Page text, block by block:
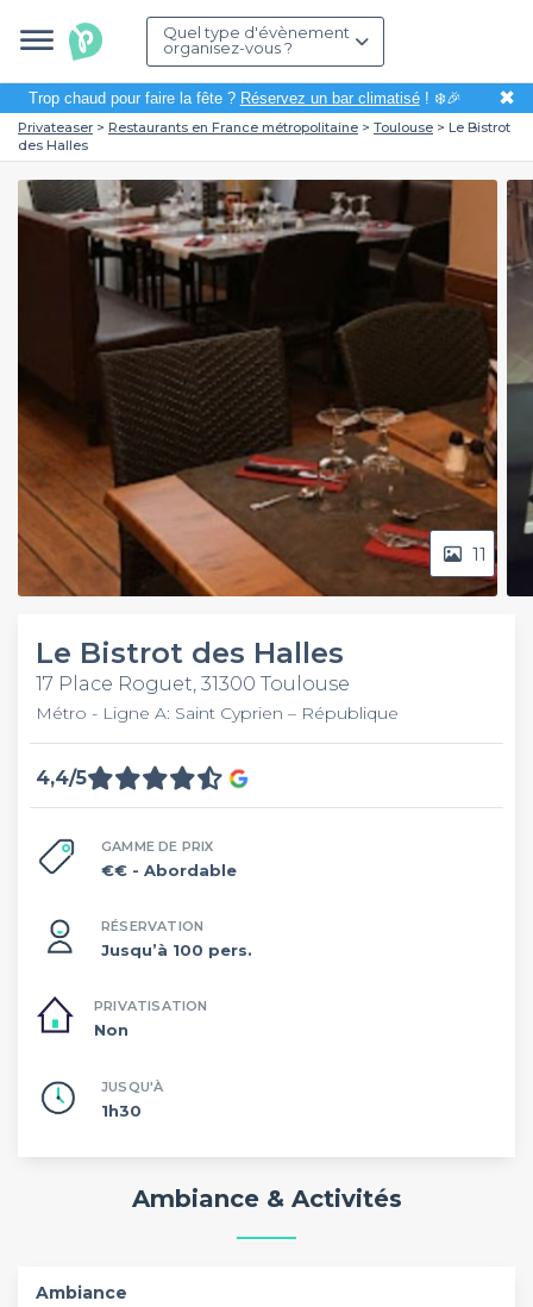
Quel type d'évènement
organisez-vous ?
Trop chaud pour faire la fête ? Réservez un bar climatisé! ❄️🎉 ✖
Privateaser Restaurants en France métropolitaine Toulouse
Le Bistrot
des Halles
11
Le Bistrot des Halles
17 Place Roguet, 31300 Toulouse
Métro - Ligne A: Saint Cyprien – République
4,4/5
GAMME DE PRIX
€€ - Abordable
RÉSERVATION
Jusqu’à 100 pers.
PRIVATISATION
Non
JUSQU'À
1h30
Ambiance & Activités
Ambiance